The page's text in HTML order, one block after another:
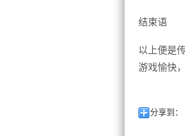
结束语
以上便是
游戏愉快
分享到：